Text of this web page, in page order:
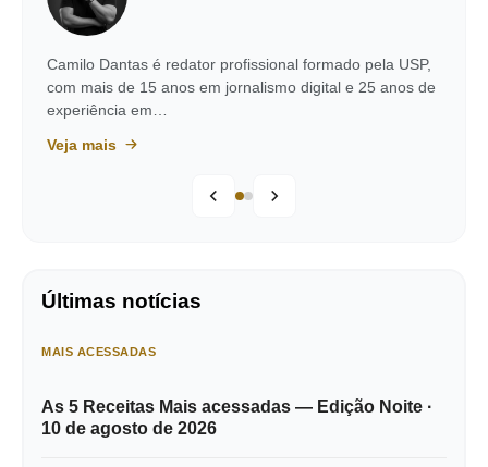
Camilo Dantas é redator profissional formado pela USP,
com mais de 15 anos em jornalismo digital e 25 anos de
experiência em…
Veja mais
Últimas notícias
MAIS ACESSADAS
As 5 Receitas Mais acessadas — Edição Noite ·
10 de agosto de 2026